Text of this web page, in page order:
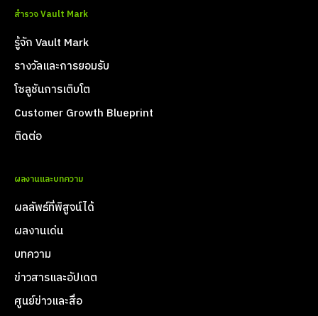
สำรวจ Vault Mark
รู้จัก Vault Mark
รางวัลและการยอมรับ
โซลูชันการเติบโต
Customer Growth Blueprint
ติดต่อ
ผลงานและบทความ
ผลลัพธ์ที่พิสูจน์ได้
ผลงานเด่น
บทความ
ข่าวสารและอัปเดต
ศูนย์ข่าวและสื่อ